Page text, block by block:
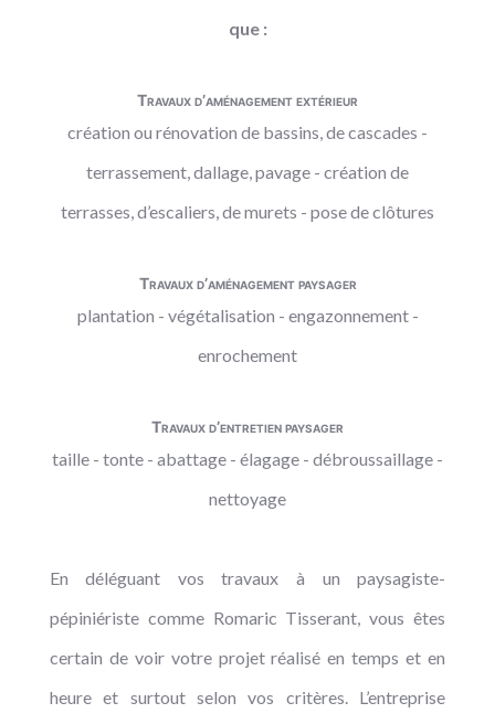
que :
Travaux d’aménagement extérieur
création ou rénovation de bassins, de cascades -
terrassement, dallage, pavage - création de
terrasses, d’escaliers, de murets - pose de clôtures
Travaux d’aménagement paysager
plantation - végétalisation - engazonnement -
enrochement
Travaux d’entretien paysager
taille - tonte - abattage - élagage - débroussaillage -
nettoyage
En déléguant vos travaux à un paysagiste-
pépiniériste comme Romaric Tisserant, vous êtes
certain de voir votre projet réalisé en temps et en
heure et surtout selon vos critères. L’entreprise